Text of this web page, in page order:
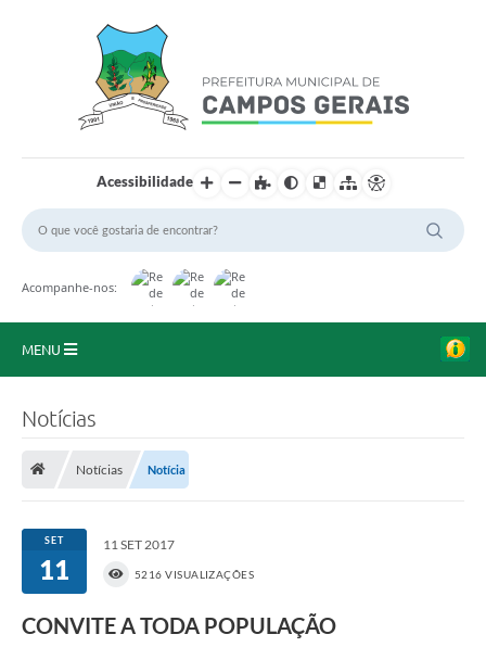
Acessibilidade
Acompanhe-nos:
MENU
Portal da Transparência
Secretarias
Notícias
Notícias Notícia
SET
11
11 SET 2017
5216 VISUALIZAÇÕES
CONVITE A TODA POPULAÇÃO